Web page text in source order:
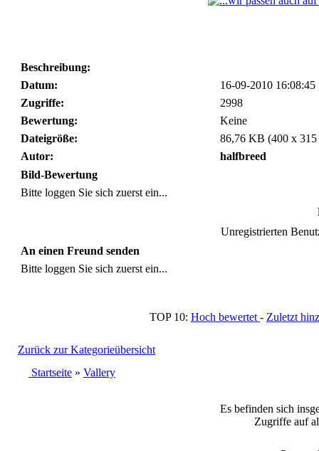
Beschreibung:
Datum:
16-09-2010 16:08:45
Zugriffe:
2998
Bewertung:
Keine
Dateigröße:
86,76 KB (400 x
Autor:
halfbreed
Bild-Bewertung
Bitte loggen Sie sich zuerst ein...
Unregistrierten
An einen Freund senden
Bitte loggen Sie sich zuerst ein...
TOP 10: Hoch bewertet - Zuletzt
Zurück zur Kategorieübersicht
Startseite » Vallery
Es befinden sich
Zugriffe auf